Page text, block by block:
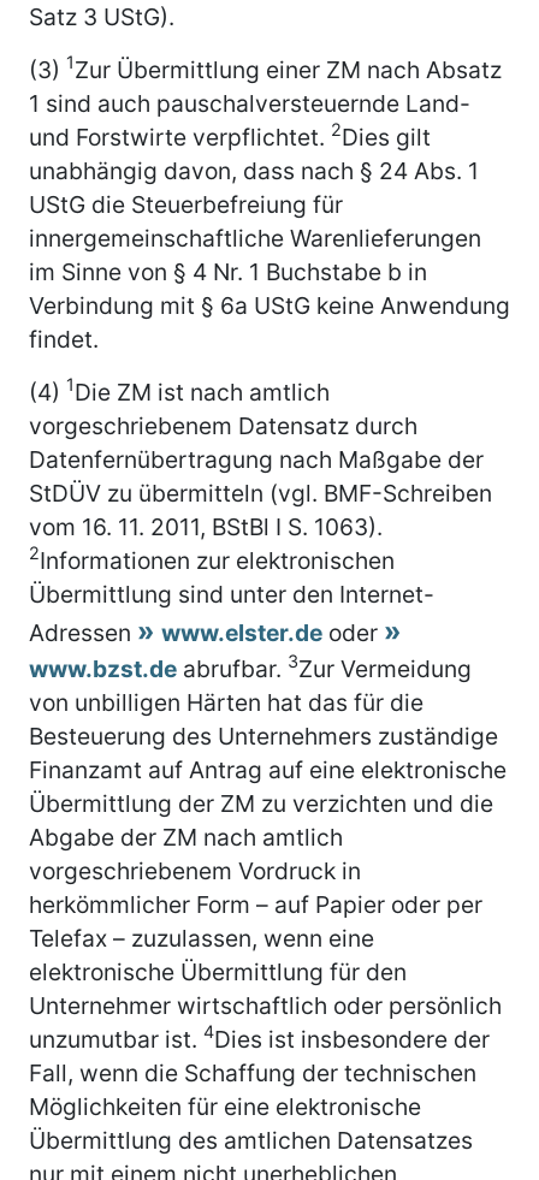
Satz 3 UStG).
(3) 1Zur Übermittlung einer ZM nach Absatz
1 sind auch pauschalversteuernde Land-
und Forstwirte verpflichtet. 2Dies gilt
unabhängig davon, dass nach § 24 Abs. 1
UStG die Steuerbefreiung für
innergemeinschaftliche Warenlieferungen
im Sinne von § 4 Nr. 1 Buchstabe b in
Verbindung mit § 6a UStG keine Anwendung
findet.
(4) 1Die ZM ist nach amtlich
vorgeschriebenem Datensatz durch
Datenfernübertragung nach Maßgabe der
StDÜV zu übermitteln (vgl. BMF-Schreiben
vom 16. 11. 2011, BStBl I S. 1063).
2Informationen zur elektronischen
Übermittlung sind unter den Internet-
Adressen
www.elster.de oder
www.bzst.de abrufbar. 3Zur Vermeidung
von unbilligen Härten hat das für die
Besteuerung des Unternehmers zuständige
Finanzamt auf Antrag auf eine elektronische
Übermittlung der ZM zu verzichten und die
Abgabe der ZM nach amtlich
vorgeschriebenem Vordruck in
herkömmlicher Form – auf Papier oder per
Telefax – zuzulassen, wenn eine
elektronische Übermittlung für den
Unternehmer wirtschaftlich oder persönlich
unzumutbar ist. 4Dies ist insbesondere der
Fall, wenn die Schaffung der technischen
Möglichkeiten für eine elektronische
Übermittlung des amtlichen Datensatzes
nur mit einem nicht unerheblichen